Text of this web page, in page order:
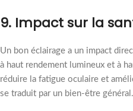
9. Impact sur la
Un bon éclairage a un impact
à haut rendement lumineux et à
réduire la fatigue oculaire et
se traduit par un bien-être général.